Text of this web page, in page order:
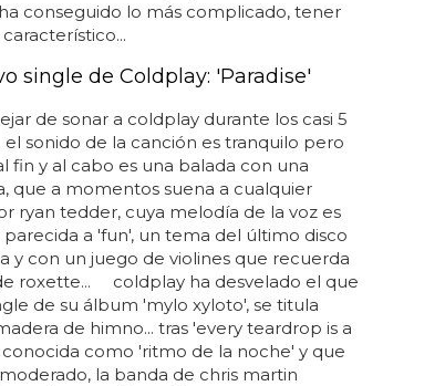
conseguido lo más complicado, tener
single de Coldplay: 'Paradise'
de sonar a coldplay durante los casi 5
el sonido de la canción es tranquilo pero
fin y al cabo es una balada con una
que a momentos suena a cualquier
ryan tedder, cuya melodía de la voz es
a 'fun', un tema del último disco
y con un juego de violines que recuerda
roxette... coldplay ha desvelado el que
de su álbum 'mylo xyloto', se titula
de himno... tras 'every teardrop is a
como 'ritmo de la noche' y que
la banda de chris martin